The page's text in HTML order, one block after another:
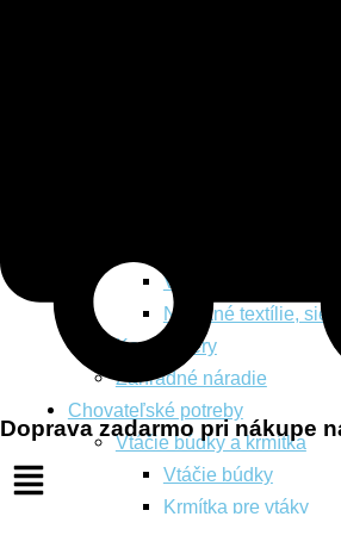
Doprava zadarmo pri nákupe
Príslušenstvo
Postreky proti
Vápno na stromy
Netkané textílie,
Kompostéry
Záhradné náradie
Chovateľské potreby
Vtáčie búdky a krmítka
Vtáčie búdky
Krmítka pre vtáky